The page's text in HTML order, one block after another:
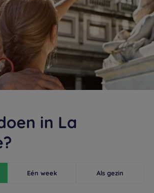
in La
Eén week Als gezin